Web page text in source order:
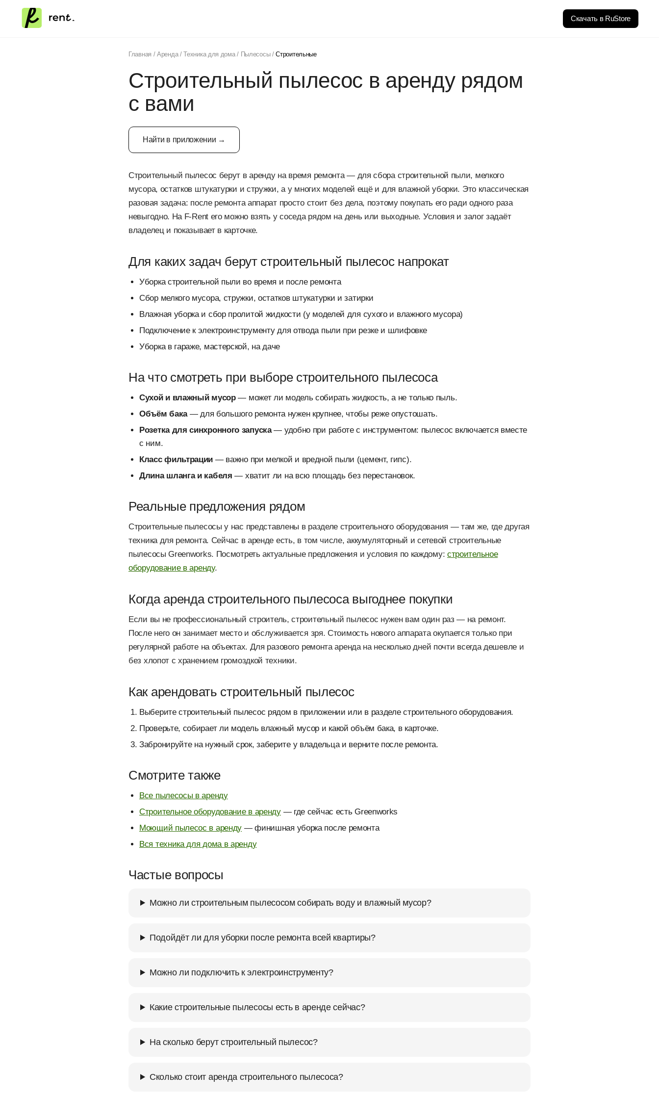
Скачать в RuStore
Главная /Аренда/Техника для дома/ Пылесосы/Строительные
Строительный пылесос в аренду рядом
с вами
Найти в приложении →
Строительный пылесос берут в аренду на время ремонта — для сбора строительной пыли, мелкого
мусора, остатков штукатурки и стружки, а у многих моделей ещё и для влажной уборки. Это классическая
разовая задача: после ремонта аппарат просто стоит без дела, поэтому покупать его ради одного раза
невыгодно. На F-Rent его можно взять у соседа рядом на день или выходные. Условия и залог задаёт
владелец и показывает в карточке.
Для каких задач берут строительный пылесос напрокат
Уборка строительной пыли во время и после ремонта
Сбор мелкого мусора, стружки, остатков штукатурки и затирки
Влажная уборка и сбор пролитой жидкости (у моделей для сухого и влажного мусора)
Подключение к электроинструменту для отвода пыли при резке и шлифовке
Уборка в гараже, мастерской, на даче
На что смотреть при выборе строительного пылесоса
Сухой и влажный мусор— может ли модель собирать жидкость, а не только пыль.
Объём бака— для большого ремонта нужен крупнее, чтобы реже опустошать.
Розетка для синхронного запуска— удобно при работе с инструментом: пылесос включается вместе
с ним.
Класс фильтрации — важно при мелкой и вредной пыли (цемент, гипс).
Длина шланга и кабеля — хватит ли на всю площадь без перестановок.
Реальные предложения рядом
Строительные пылесосы у нас представлены в разделе строительного оборудования — там же, где другая
техника для ремонта. Сейчас в аренде есть, в том числе, аккумуляторный и сетевой строительные
пылесосы Greenworks. Посмотреть актуальные предложения и условия по каждому: строительное
оборудование в аренду.
Когда аренда строительного пылесоса выгоднее покупки
Если вы не профессиональный строитель, строительный пылесос нужен вам один раз — на ремонт.
После него он занимает место и обслуживается зря. Стоимость нового аппарата окупается только при
регулярной работе на объектах. Для разового ремонта аренда на несколько дней почти всегда дешевле и
без хлопот с хранением громоздкой техники.
Как арендовать строительный пылесос
Выберите строительный пылесос рядом в приложении или в разделе строительного оборудования.
Проверьте, собирает ли модель влажный мусор и какой объём бака, в карточке.
Забронируйте на нужный срок, заберите у владельца и верните после ремонта.
Смотрите также
Все пылесосы в аренду
Строительное оборудование в аренду— где сейчас есть Greenworks
Моющий пылесос в аренду — финишная уборка после ремонта
Вся техника для дома в аренду
Частые вопросы
Можно ли строительным пылесосом собирать воду и влажный мусор?
Подойдёт ли для уборки после ремонта всей квартиры?
Можно ли подключить к электроинструменту?
Какие строительные пылесосы есть в аренде сейчас?
На сколько берут строительный пылесос?
Сколько стоит аренда строительного пылесоса?